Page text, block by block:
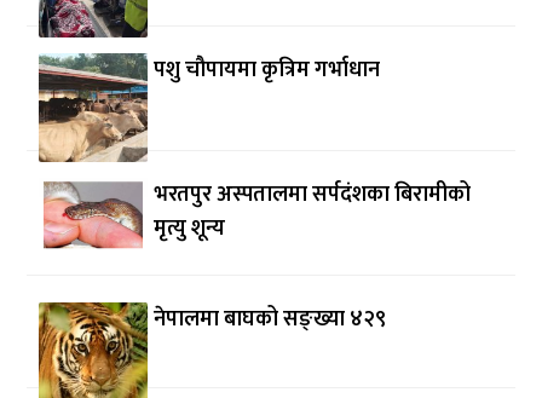
पशु चौपायमा कृत्रिम गर्भाधान
भरतपुर अस्पतालमा सर्पदंशका बिरामीको
मृत्यु शून्य
नेपालमा बाघको सङ्ख्या ४२९